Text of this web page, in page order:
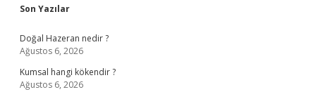
Sidebar
Son Yazılar
Doğal Hazeran nedir ?
Ağustos 6, 2026
Kumsal hangi kökendir ?
Ağustos 6, 2026